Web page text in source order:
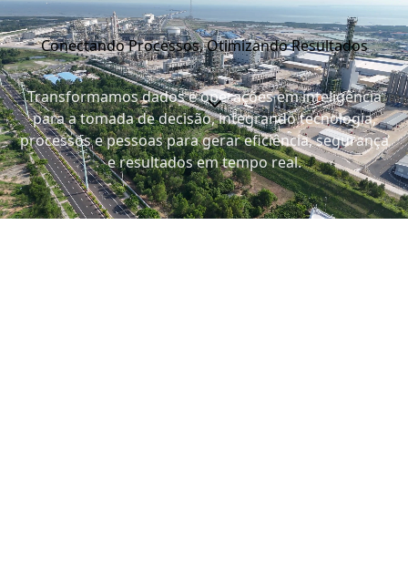
Conectando Processos, Otimizando Resultados
Transformamos dados e operações em inteligência
para a tomada de decisão, integrando tecnologia,
processos e pessoas para gerar eficiência, segurança
e resultados em tempo real.